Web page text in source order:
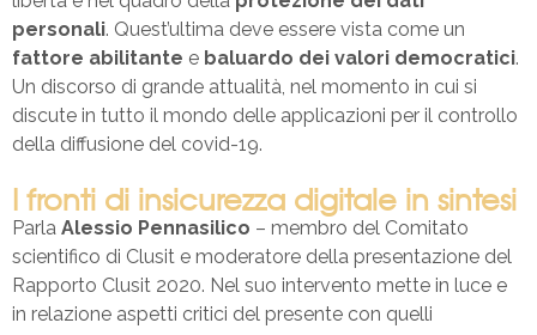
personali. Quest’ultima deve essere vista come un
fattore abilitante e baluardo dei valori democratici.
Un discorso di grande attualità, nel momento in cui si
discute in tutto il mondo delle applicazioni per il controllo
della diffusione del covid-19.
I fronti di insicurezza digitale in sintesi
Parla Alessio Pennasilico – membro del Comitato
scientifico di Clusit e moderatore della presentazione del
Rapporto Clusit 2020. Nel suo intervento mette in luce e
in relazione aspetti critici del presente con quelli